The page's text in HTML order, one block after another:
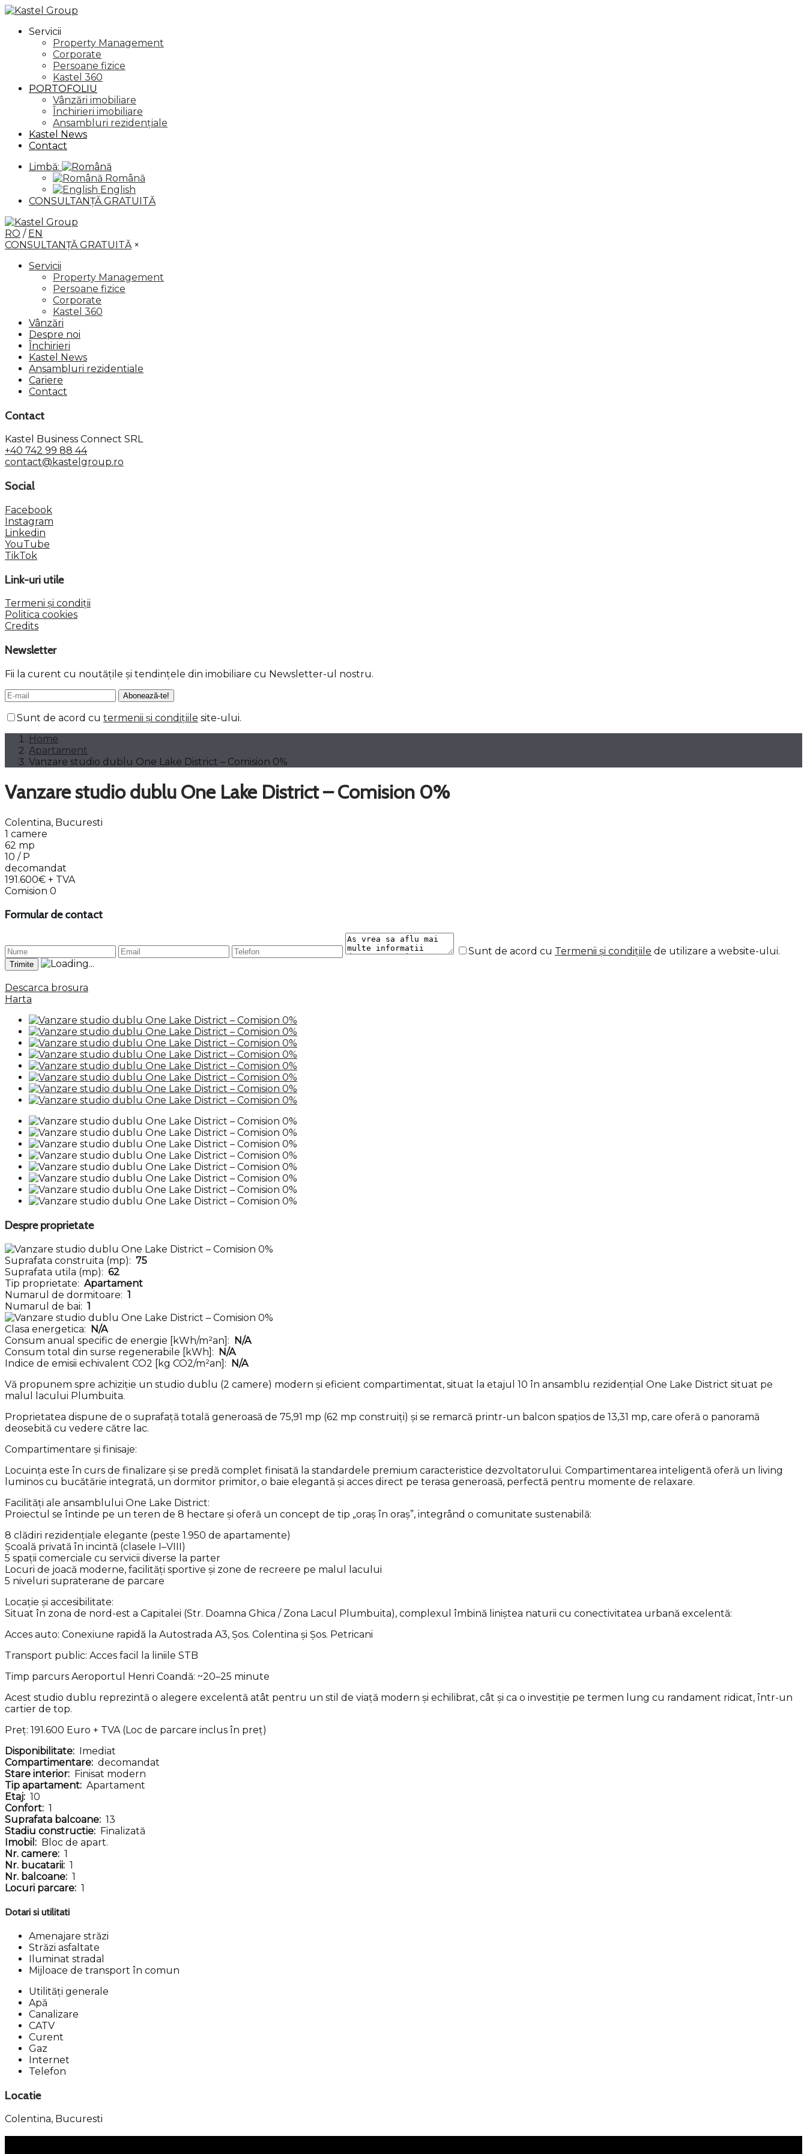
Servicii
Property Management
Corporate
Persoane fizice
Kastel 360
PORTOFOLIU
Vânzări imobiliare
Închirieri imobiliare
Ansambluri rezidențiale
Kastel News
Contact
Limbă:
Română
English
CONSULTANȚĂ GRATUITĂ
RO / EN
CONSULTANȚĂ GRATUITĂ ×
Servicii
Property Management
Persoane fizice
Corporate
Kastel 360
Vânzări
Despre noi
Închirieri
Kastel News
Ansambluri rezidentiale
Cariere
Contact
Contact
Kastel Business Connect SRL
+40 742 99 88 44
contact@kastelgroup.ro
Social
Facebook
Instagram
Linkedin
YouTube
TikTok
Link-uri utile
Termeni și condiții
Politica cookies
Credits
Newsletter
Fii la curent cu noutățile și tendințele din imobiliare cu Newsletter-ul nostru.
Sunt de acord cu termenii și condițiile site-ului.
Home
Apartament
Vanzare studio dublu One Lake District – Comision 0%
Vanzare studio dublu One Lake District – Comision 0%
Colentina, Bucuresti
1 camere
62 mp
10 / P
decomandat
191.600€ + TVA
Comision 0
Formular de contact
Sunt de acord cu Termenii și condițiile de utilizare a website-ului.
Descarca brosura
Harta
Despre proprietate
Suprafata construita (mp): 75
Suprafata utila (mp): 62
Tip proprietate: Apartament
Numarul de dormitoare: 1
Numarul de bai: 1
Clasa energetica: N/A
Consum anual specific de energie [kWh/m²an]: N/A
Consum total din surse regenerabile [kWh]: N/A
Indice de emisii echivalent CO2 [kg CO2/m²an]: N/A
Vă propunem spre achiziție un studio dublu (2 camere) modern și eficient compartimentat, situat la etajul 10 în ansamblu rezidențial One Lake District situat pe
malul lacului Plumbuita.
Proprietatea dispune de o suprafață totală generoasă de 75,91 mp (62 mp construiți) și se remarcă printr-un balcon spațios de 13,31 mp, care oferă o panoramă
deosebită cu vedere către lac.
Compartimentare și finisaje:
Locuința este în curs de finalizare și se predă complet finisată la standardele premium caracteristice dezvoltatorului. Compartimentarea inteligentă oferă un living
luminos cu bucătărie integrată, un dormitor primitor, o baie elegantă și acces direct pe terasa generoasă, perfectă pentru momente de relaxare.
Facilități ale ansamblului One Lake District:
Proiectul se întinde pe un teren de 8 hectare și oferă un concept de tip „oraș în oraș”, integrând o comunitate sustenabilă:
8 clădiri rezidențiale elegante (peste 1.950 de apartamente)
Școală privată în incintă (clasele I–VIII)
5 spații comerciale cu servicii diverse la parter
Locuri de joacă moderne, facilități sportive și zone de recreere pe malul lacului
5 niveluri supraterane de parcare
Locație și accesibilitate:
Situat în zona de nord-est a Capitalei (Str. Doamna Ghica / Zona Lacul Plumbuita), complexul îmbină liniștea naturii cu conectivitatea urbană excelentă:
Acces auto: Conexiune rapidă la Autostrada A3, Șos. Colentina și Șos. Petricani
Transport public: Acces facil la liniile STB
Timp parcurs Aeroportul Henri Coandă: ~20–25 minute
Acest studio dublu reprezintă o alegere excelentă atât pentru un stil de viață modern și echilibrat, cât și ca o investiție pe termen lung cu randament ridicat, într-un
cartier de top.
Preț: 191.600 Euro + TVA (Loc de parcare inclus în preț)
Disponibilitate: Imediat
Compartimentare: decomandat
Stare interior: Finisat modern
Tip apartament: Apartament
Etaj: 10
Confort: 1
Suprafata balcoane: 13
Stadiu constructie: Finalizată
Imobil: Bloc de apart.
Nr. camere: 1
Nr. bucatarii: 1
Nr. balcoane: 1
Locuri parcare: 1
Dotari si utilitati
Amenajare străzi
Străzi asfaltate
Iluminat stradal
Mijloace de transport în comun
Utilități generale
Apă
Canalizare
CATV
Curent
Gaz
Internet
Telefon
Locatie
Colentina, Bucuresti